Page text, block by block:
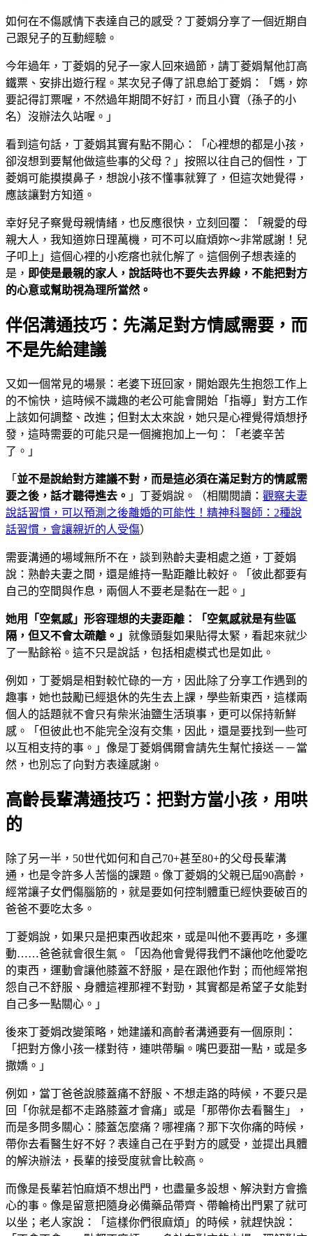
如何在不傷感情下表達自己的感受？丁菱娟分享了一個近期自
己跟兒子的互動經驗。
今年過年，丁菱娟的兒子一家人回來過節，請丁菱娟幫他訂高
鐵票、安排出遊行程。某次兒子傳了訊息給丁菱娟：「媽，妳
要記得訂票喔，不然過年期間不好訂，而且小寶（孫子的小
名）沒辦法久站喔。」
看到這句話，丁菱娟其實有點不開心：「心裡想的都是小孩，
卻沒想到要幫他做這些事的父母？」按照以往自己的個性，丁
菱娟可能摸摸鼻子，想說小孩不懂事就算了，但這次她覺得，
應該讓對方知道。
幸好兒子察覺母親情緒，也反應很快，立刻回覆：「親愛的母
親大人，我知道妳日理萬機，可不可以麻煩妳～非常感謝！兒
子叩上」這個心裡的小疙瘩也就化解了。這個例子想表達的
是， 即使是最親的家人，說話時也不要失去界線，不能把對方
的心意或幫助視為理所當然。
伴侶溝通技巧：先滿足對方情感需要，而
不是先給建議
又如一個常見的場景：老婆下班回家，開始跟先生抱怨工作上
的不愉快，這時候不識趣的老公可能會開始「指導」對方工作
上該如何調整、改進；但對太太來說，她只是心裡覺得煩想抒
發，這時需要的可能只是一個擁抱加上一句：「老婆辛苦
了。」
「 並不是說給對方建議不對，而是這必須在滿足對方的情感需
要之後，話才聽得進去。 」丁菱娟說。（相關閱讀： 觀察夫妻
說話習慣，可以預測之後離婚的可能性！精神科醫師：2種說
話習慣，會讓親近的人受傷）
需要溝通的場域無所不在，談到熟齡夫妻相處之道，丁菱娟
說：熟齡夫妻之間，還是維持一點距離比較好。「彼此都要有
自己的空間與作息，兩個人不要老是黏在一起。」
她用「空氣感」形容理想的夫妻距離：「空氣感就是有些區
隔，但又不會太疏離。」 就像頭髮如果貼得太緊，看起來就少
了一點餘裕。這不只是說話，包括相處模式也是如此。
例如，丁菱娟是相對較忙碌的一方，因此除了分享工作遇到的
趣事，她也鼓勵已經退休的先生去上課，學些新東西，這樣兩
個人的話題就不會只有柴米油鹽生活瑣事，更可以保持新鮮
感。「但彼此也不能完全沒有交集，因此，還是要找到一些可
以互相支持的事。」像是丁菱娟偶爾會請先生幫忙接送－－當
然，也別忘了向對方表達感謝。
高齡長輩溝通技巧：把對方當小孩，用哄
的
除了另一半，50世代如何和自己70+甚至80+的父母長輩溝
通，也是令許多人苦惱的課題。像丁菱娟的父親已屆90高齡，
經常讓子女們傷腦筋的，就是要如何控制體重已經快要破百的
爸爸不要吃太多。
丁菱娟說，如果只是把東西收起來，或是叫他不要再吃，多運
動……爸爸就會很生氣。「因為他會覺得我們不讓他吃他愛吃
的東西，運動會讓他膝蓋不舒服，是在跟他作對；而他經常抱
怨自己不舒服、身體這裡那裡不對勁，其實都是希望子女能對
自己多一點關心。」
後來丁菱娟改變策略，她建議和高齡者溝通要有一個原則：
「把對方像小孩一樣對待，連哄帶騙。嘴巴要甜一點，或是多
撒嬌。」
例如，當丁爸爸說膝蓋痛不舒服、不想走路的時候，不要只是
回「你就是都不走路膝蓋才會痛」或是「那帶你去看醫生」，
而是多問多關心：膝蓋怎麼痛？哪裡痛？那下次你痛的時候，
帶你去看醫生好不好？表達自己在乎對方的感受，並提出具體
的解決辦法，長輩的接受度就會比較高。
而像是長輩若怕麻煩不想出門，也盡量多設想、解決對方會擔
心的事。像是留意把隨身必備藥品帶齊、帶輪椅出門累了就可
以坐；老人家說：「這樣你們很麻煩」的時候，就趕快說：